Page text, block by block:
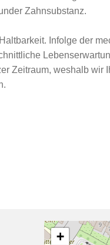
Zahnsubstanz.
Infolge der
Zeitraum, weshalb wir
+